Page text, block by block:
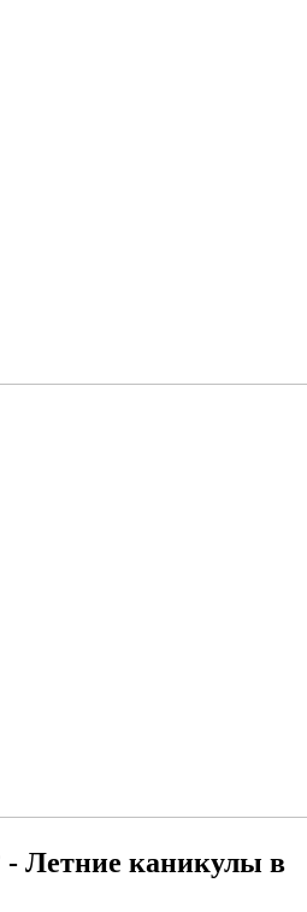
Летние каникулы в